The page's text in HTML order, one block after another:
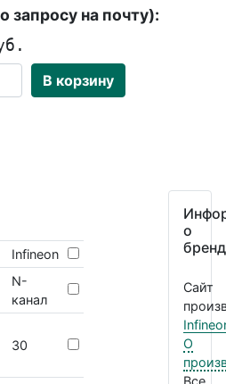
запросу на почту):
В корзину
Infineon
N-
канал
30
о
Сайт
О
Все